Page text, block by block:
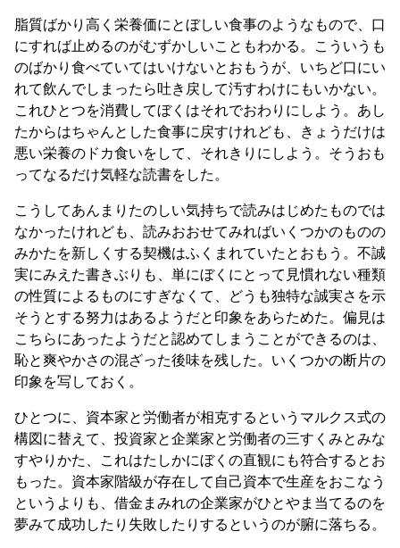
脂質ばかり高く栄養価にとぼしい食事のようなもので、口
にすれば止めるのがむずかしいこともわかる。こういうも
のばかり食べていてはいけないとおもうが、いちど口にい
れて飲んでしまったら吐き戻して汚すわけにもいかない。
これひとつを消費してぼくはそれでおわりにしよう。あし
たからはちゃんとした食事に戻すけれども、きょうだけは
悪い栄養のドカ食いをして、それきりにしよう。そうおも
ってなるだけ気軽な読書をした。
こうしてあんまりたのしい気持ちで読みはじめたものでは
なかったけれども、読みおおせてみればいくつかのものの
みかたを新しくする契機はふくまれていたとおもう。不誠
実にみえた書きぶりも、単にぼくにとって見慣れない種類
の性質によるものにすぎなくて、どうも独特な誠実さを示
そうとする努力はあるようだと印象をあらためた。偏見は
こちらにあったようだと認めてしまうことができるのは、
恥と爽やかさの混ざった後味を残した。いくつかの断片の
印象を写しておく。
ひとつに、資本家と労働者が相克するというマルクス式の
構図に替えて、投資家と企業家と労働者の三すくみとみな
すやりかた、これはたしかにぼくの直観にも符合するとお
もった。資本家階級が存在して自己資本で生産をおこなう
というよりも、借金まみれの企業家がひとやま当てるのを
夢みて成功したり失敗したりするというのが腑に落ちる。